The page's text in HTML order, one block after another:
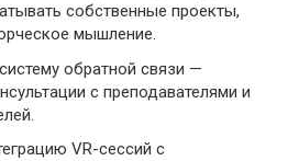
собственные проекты,
мышление.
обратной связи —
с преподавателями и
VR-сессий с